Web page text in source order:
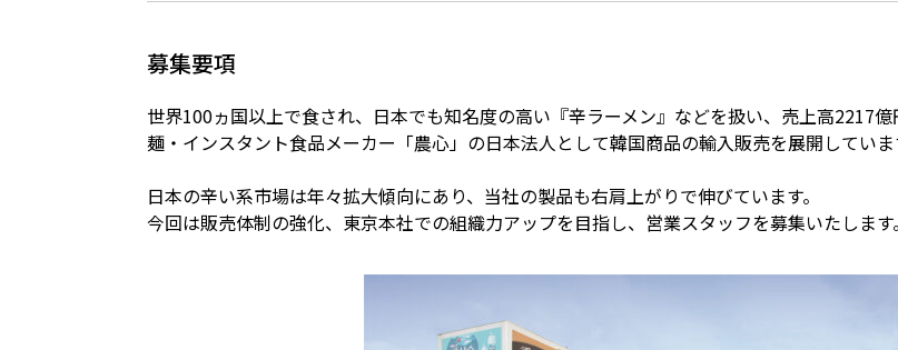
募集要項
世界100ヵ国以上で食され、日本でも知名度の高い『辛ラーメン』などを扱い、売上高2217
麺・インスタント食品メーカー「農心」の日本法人として韓国商品の輸入販売を展開していま
日本の辛い系市場は年々拡大傾向にあり、当社の製品も右肩上がりで伸びています。
今回は販売体制の強化、東京本社での組織力アップを目指し、営業スタッフを募集いたします。